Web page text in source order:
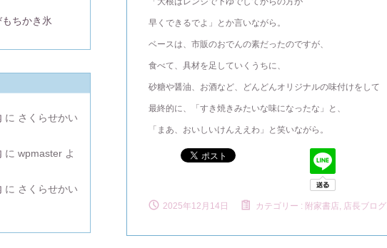
早くできるでよ」とか言いながら。
ベースは、市販のおでんの素だったのですが、
食べて、具材を足していくうちに、
砂糖や醤油、お酒など、どんどんオリジナルの味付けをして
最終的に、「すき焼きみたいな味になったな」と、
「まあ、おいしいけんええわ」と笑いながら。
2025年12月14日 カテゴリー : 附家書店, 店長ブログ
ちかき氷
に さくらせかい
に wpmaster よ
に さくらせかい